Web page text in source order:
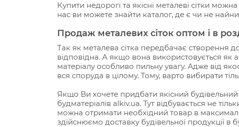
Купити недорогі та якісні металеві сітки
нас ви можете знайти каталог, де є чи не
Продаж металевих сіток оптом і в
Так як металева сітка передбачає створення
відповідна. А якщо вона використовується як
матеріалу особливо пильну увагу. Адже від
вся споруда в цілому. Тому, варто вибирати
Якщо Ви хочете придбати якісний
будматеріалів alkiv.ua. Тут відбувається не
можна отримати необхідний товар в
здійснюємо доставку будівельної продукції в